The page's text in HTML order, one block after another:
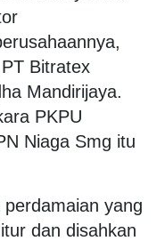
Bitratex
Mandirijaya.
PKPU
Niaga Smg itu
yang
dan disahkan